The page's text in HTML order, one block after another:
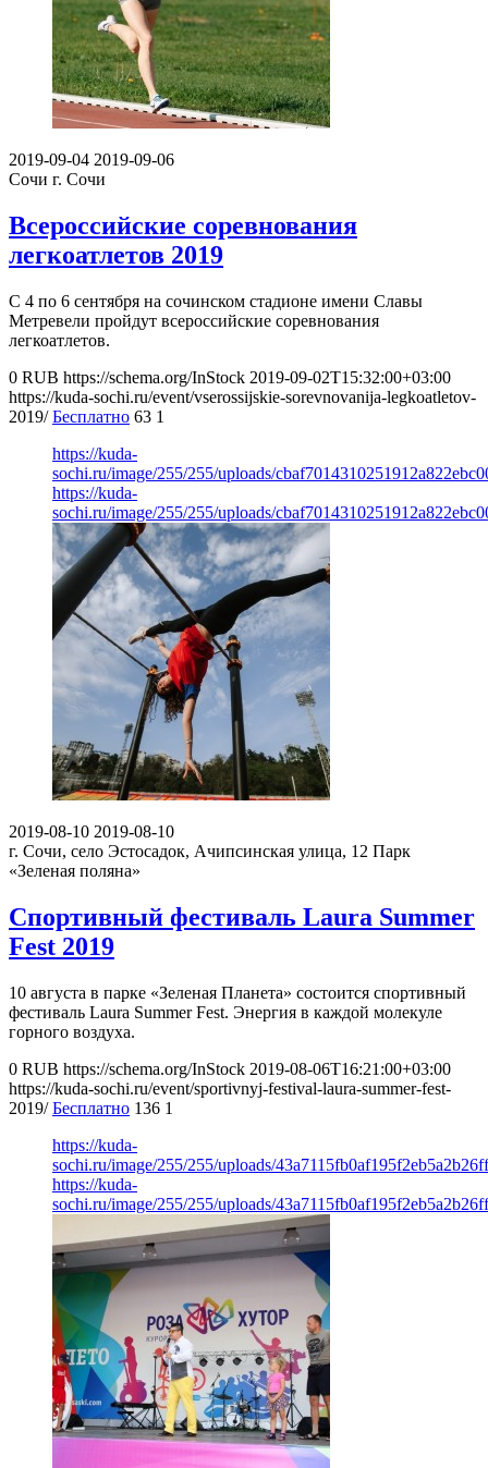
2019-09-04 2019-09-06
Сочи г. Сочи
Всероссийские соревнования
легкоатлетов 2019
С 4 по 6 сентября на сочинском стадионе имени Славы
Метревели пройдут всероссийские соревнования
легкоатлетов.
0 RUB https://schema.org/InStock 2019-09-02T15:32:00+03:00
https://kuda-sochi.ru/event/vserossijskie-sorevnovanija-legkoatletov-
2019/ Бесплатно 63 1
https://kuda-
sochi.ru/image/255/255/uploads/
https://kuda-
sochi.ru/image/255/255/uploads/
2019-08-10 2019-08-10
г. Сочи, село Эстосадок, Ачипсинская улица, 12 Парк
«Зеленая поляна»
Спортивный фестиваль Laura Summer
Fest 2019
10 августа в парке «Зеленая Планета» состоится спортивный
фестиваль Laura Summer Fest. Энергия в каждой молекуле
горного воздуха.
0 RUB https://schema.org/InStock 2019-08-06T16:21:00+03:00
https://kuda-sochi.ru/event/sportivnyj-festival-laura-summer-fest-
2019/ Бесплатно 136 1
https://kuda-
sochi.ru/image/255/255/uploads/
https://kuda-
sochi.ru/image/255/255/uploads/